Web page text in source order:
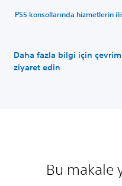
PS5 konsollarında hizmetlerin
Daha fazla bilgi için
ziyaret edin
Bu makale